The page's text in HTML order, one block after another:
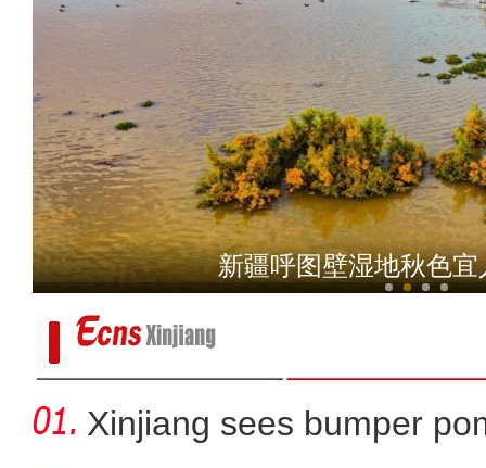
新疆伽师甜菜全程
新疆呼图壁湿地秋色
Xinjiang sees bumper